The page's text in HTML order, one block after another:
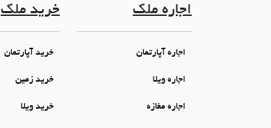
اجاره ملک
اجاره آپارتمان
اجاره ویلا
اجاره مغازه
خرید ملک
خرید آپارتمان
خرید زمین
خرید ویلا